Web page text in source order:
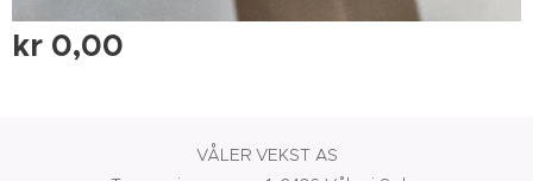
kr 0,00
VÅLER VEKST AS